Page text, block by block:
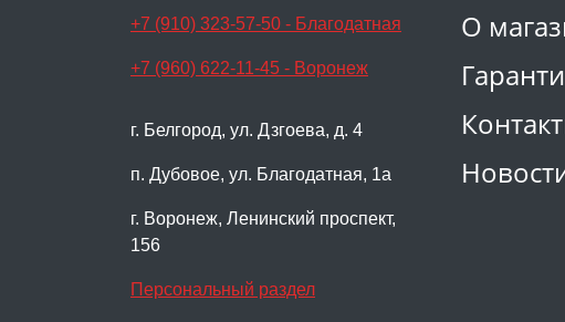
О
+7 (910) 323-57-50 - Благодатная
+7 (960) 622-11-45 - Воронеж
г. Белгород, ул. Дзгоева, д. 4
п. Дубовое, ул. Благодатная, 1а
г. Воронеж, Ленинский проспект,
156
Персональный раздел